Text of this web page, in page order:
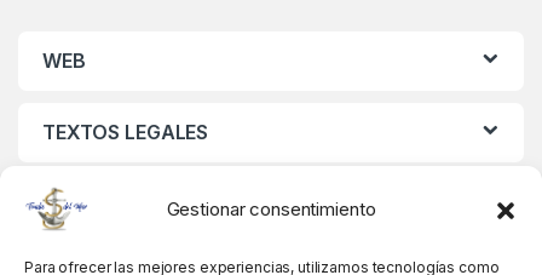
Gestionar consentimiento
Para ofrecer las mejores experiencias, utilizamos tecnologías como
WEB
TEXTOS LEGALES
MIS DATOS